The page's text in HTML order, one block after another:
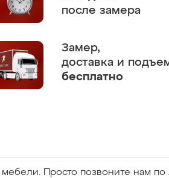
после замера
Замер,
доставка и
бесплатно
Просто позвоните нам